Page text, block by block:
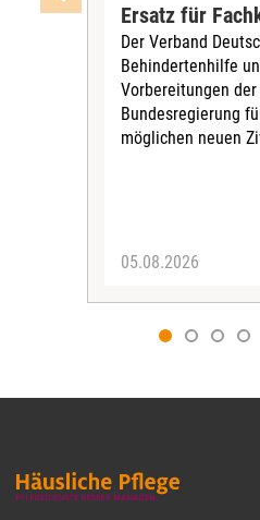
Ersatz für
Der Verband
Behindertenhilfe
Vorbereitungen der
Bundesregierung
möglichen neuen
05.08.2026